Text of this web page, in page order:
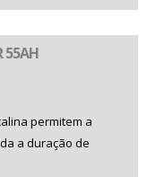
55AH
permitem a
a duração de